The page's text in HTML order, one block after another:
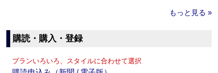
もっと見る »
購読・購入・登録
プランいろいろ、スタイルに合わせて選択